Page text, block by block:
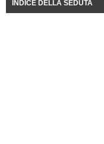
INDICE DELLA SEDUTA